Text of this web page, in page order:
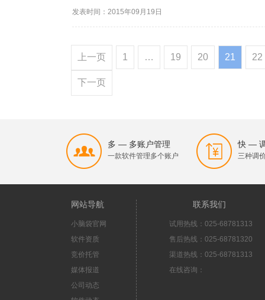
发表时间：2015年09月19日
上一页 1 … 19 20 21 22
下一页
多 — 多账户管理
一款软件管理多个账户
快 —
三种调
网站导航
小脑袋官网
软件资质
竞价托管
媒体报道
公司动态
联系我们
试用热线：025-68781313
售后热线：025-68781320
渠道热线：025-68781313
在线咨询：